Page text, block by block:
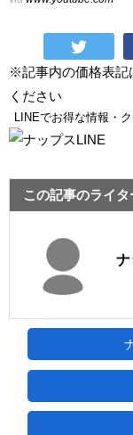
※記事内の価格表記
ください
LINEでお得な情報・
この記事のライタ
ナ